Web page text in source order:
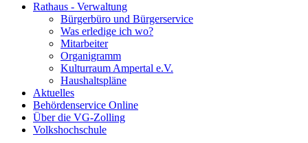
Rathaus - Verwaltung
Bürgerbüro und Bürgerservice
Was erledige ich wo?
Mitarbeiter
Organigramm
Kulturraum Ampertal e.V.
Haushaltspläne
Aktuelles
Behördenservice Online
Über die VG-Zolling
Volkshochschule